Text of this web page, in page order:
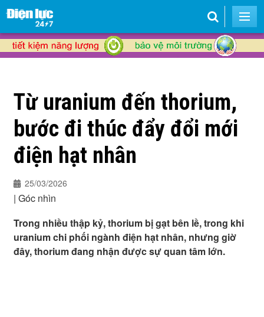
Từ uranium đến thorium,
bước đi thúc đẩy đổi mới
điện hạt nhân
25/03/2026
| Góc nhìn
Trong nhiều thập kỷ, thorium bị gạt bên lề, trong khi
uranium chi phối ngành điện hạt nhân, nhưng giờ
đây, thorium đang nhận được sự quan tâm lớn.